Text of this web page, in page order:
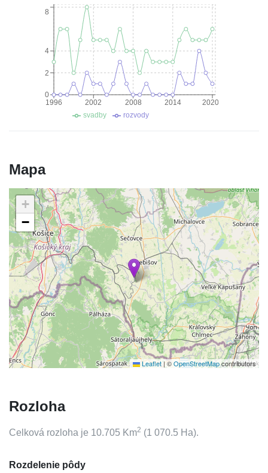
1996 2002 2008 2014 2020
0
2
4
8
svadby rozvody
Mapa
+
−
Leaflet |©OpenStreetMapcontributors
Rozloha
Celková rozloha je 10.705 Km2 (1 070.5 Ha).
Rozdelenie pôdy